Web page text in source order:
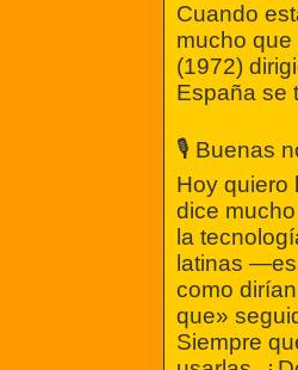
Cuando
mucho
(1972)
España se
🎙️ Buenas
Hoy quiero
dice
la
latinas
como
que»
Siempre